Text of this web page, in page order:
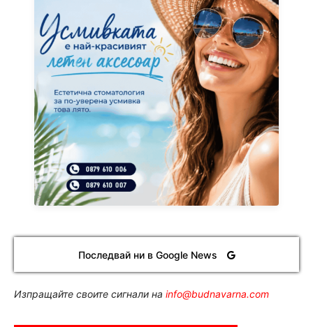
Последвай ни в Google News
Изпращайте своите сигнали на info@budnavarna.com